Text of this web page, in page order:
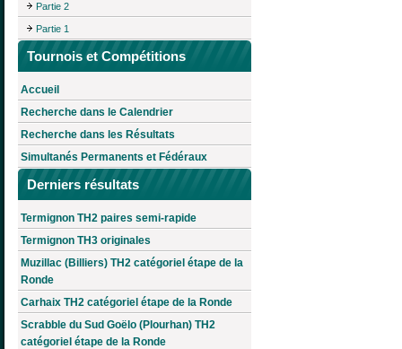
Partie 2
Partie 1
Tournois et Compétitions
Accueil
Recherche dans le Calendrier
Recherche dans les Résultats
Simultanés Permanents et Fédéraux
Derniers résultats
Termignon TH2 paires semi-rapide
Termignon TH3 originales
Muzillac (Billiers) TH2 catégoriel étape de la
Ronde
Carhaix TH2 catégoriel étape de la Ronde
Scrabble du Sud Goëlo (Plourhan) TH2
catégoriel étape de la Ronde